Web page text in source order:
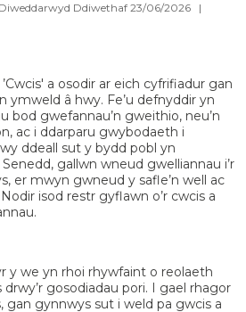
Ddiwethaf 23/06/2026 |
a osodir ar eich cyfrifiadur gan
ymweld â hwy. Fe’u defnyddir yn
bod gwefannau’n gweithio, neu’n
ac i ddarparu gwybodaeth i
ddeall sut y bydd pobl yn
gallwn wneud gwelliannau i’r
er mwyn gwneud y safle’n well ac
isod restr gyflawn o’r cwcis a
y we yn rhoi rhywfaint o reolaeth
gosodiadau pori. I gael rhagor
gan gynnwys sut i weld pa gwcis a